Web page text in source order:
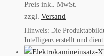
Preis inkl. MwSt.
zzgl. Versand
Hinweis: Die
Intelligenz erstellt und dient